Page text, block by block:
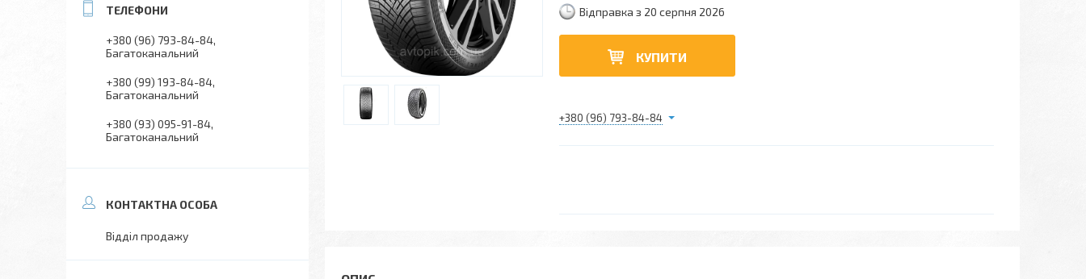
Відправка з 20 серпня 2026
КУПИТИ
+380 (96) 793-84-84
+380 (96) 793-84-84
Багатоканальний
+380 (99) 193-84-84
Багатоканальний
+380 (93) 095-91-84
Багатоканальний
Відділ продажу